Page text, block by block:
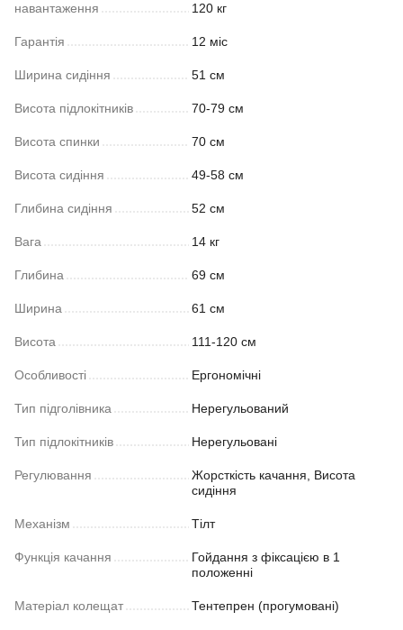
навантаження 120 кг
Гарантія 12 міс
Ширина сидіння 51 см
Висота підлокітників 70-79 см
Висота спинки 70 см
Висота сидіння 49-58 см
Глибина сидіння 52 см
Вага 14 кг
Глибина 69 см
Ширина 61 см
Висота 111-120 см
Особливості Ергономічні
Тип підголівника Нерегульований
Тип підлокітників Нерегульовані
Регулювання
Жорсткість качання, Висота
сидіння
Механізм Тілт
Функція качання
Гойдання з фіксацією в 1
положенні
Матеріал колещат Тентепрен (прогумовані)